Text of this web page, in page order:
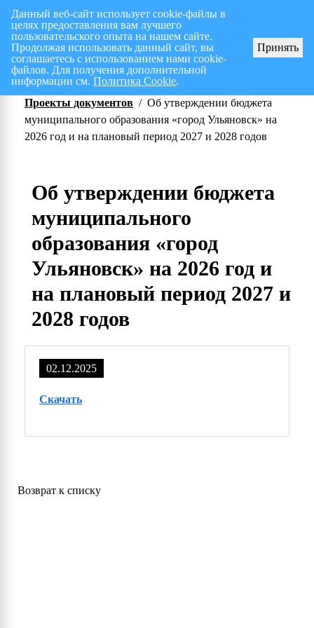
Перспективный план работ на I полугодие 2026 г.
Проекты документов / Об утверждении бюджета
муниципального образования «город Ульяновск» на
2026 год и на плановый период 2027 и 2028 годов
Об утверждении бюджета
муниципального
образования «город
Ульяновск» на 2026 год и
на плановый период 2027 и
2028 годов
02.12.2025
Скачать
Возврат к списку
Данный веб-сайт использует cookie-файлы в
целях предоставления вам лучшего
пользовательского опыта на нашем сайте.
Продолжая использовать данный сайт, вы
соглашаетесь с использованием нами cookie-
файлов. Для получения дополнительной
информации см.Политика Cookie.
Принять